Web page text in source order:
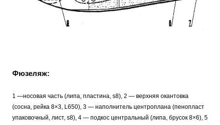
Фюзеляж:
1 —носовая часть (липа, пластина, s8), 2 — верхняя окантовка
(сосна, рейка 8×3, L650), 3 — наполнитель центроплана (пенопласт
упаковочный, лист, s8), 4 — подкос центральный (липа, брусок 8×6), 5